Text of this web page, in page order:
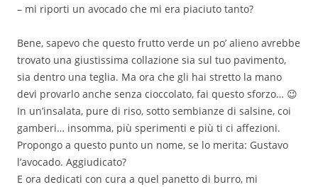
– mi riporti un avocado che mi era piaciuto tanto?
Bene, sapevo che questo frutto verde un po’ alieno avrebbe
trovato una giustissima collazione sia sul tuo pavimento,
sia dentro una teglia. Ma ora che gli hai stretto la mano
devi provarlo anche senza cioccolato, fai questo sforzo… 😉
In un’insalata, pure di riso, sotto sembianze di salsine, coi
gamberi… insomma, più sperimenti e più ti ci affezioni.
Propongo a questo punto un nome, se lo merita: Gustavo
l’avocado. Aggiudicato?
E ora dedicati con cura a quel panetto di burro, mi